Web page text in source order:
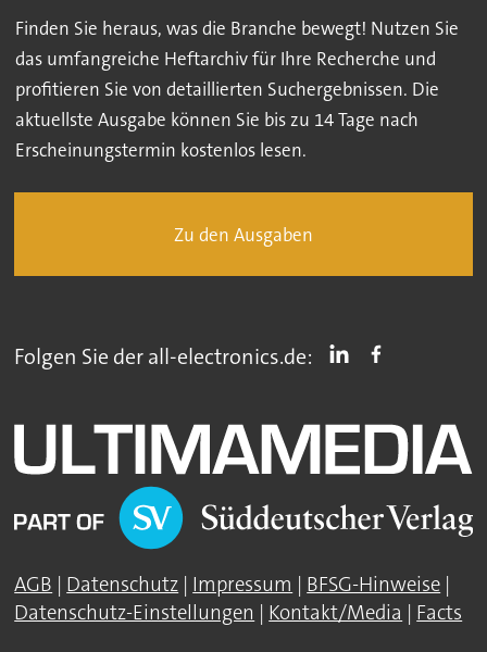
Finden Sie heraus, was die Branche bewegt! Nutzen Sie
das umfangreiche Heftarchiv für Ihre Recherche und
profitieren Sie von detaillierten Suchergebnissen. Die
aktuellste Ausgabe können Sie bis zu 14 Tage nach
Erscheinungstermin kostenlos lesen.
Zu den Ausgaben
Folgen Sie der all-electronics.de:
AGB | Datenschutz | Impressum | BFSG-Hinweise |
Datenschutz-Einstellungen | Kontakt/Media | Facts